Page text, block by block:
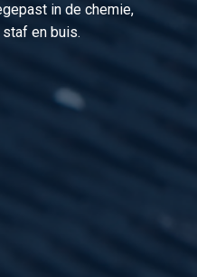
in de chemie,
en buis.